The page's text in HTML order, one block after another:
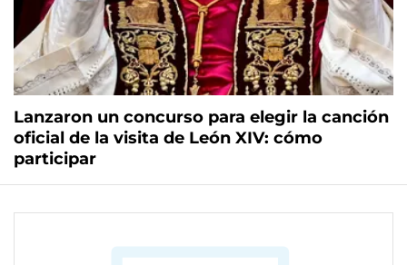
Lanzaron un concurso para elegir la canción
oficial de la visita de León XIV: cómo
participar